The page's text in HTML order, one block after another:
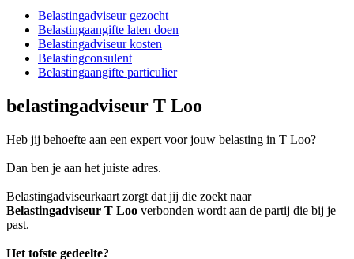
Belastingadviseur gezocht
Belastingaangifte laten doen
Belastingadviseur kosten
Belastingconsulent
Belastingaangifte particulier
belastingadviseur T Loo
Heb jij behoefte aan een expert voor jouw belasting in T Loo?
Dan ben je aan het juiste adres.
Belastingadviseurkaart zorgt dat jij die zoekt naar
Belastingadviseur T Loo verbonden wordt aan de partij die bij je
past.
Het tofste gedeelte?